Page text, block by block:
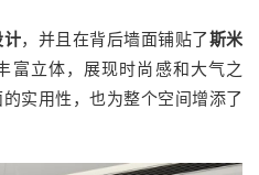
计，并且在背后墙面铺贴了斯米
富立体，展现时尚感和大气之
实用性，也为整个空间增添了